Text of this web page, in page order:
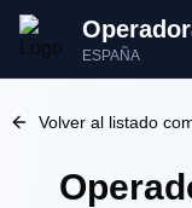
ESPAÑA
Volver al listado